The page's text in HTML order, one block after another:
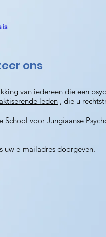
ons
van iedereen die een
leden , die u
School voor Jungiaanse
uw e-mailadres doorgeven.